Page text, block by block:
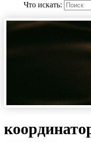
Что искать: